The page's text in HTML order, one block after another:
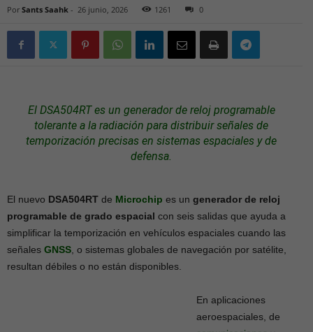
Por Sants Saahk - 26 junio, 2026 1261 0
El DSA504RT es un generador de reloj programable
tolerante a la radiación para distribuir señales de
temporización precisas en sistemas espaciales y de
defensa.
El nuevo DSA504RT de Microchip es un generador de reloj
programable de grado espacial con seis salidas que ayuda a
simplificar la temporización en vehículos espaciales cuando las
señales GNSS , o sistemas globales de navegación por satélite,
resultan débiles o no están disponibles.
En aplicaciones
aeroespaciales, de